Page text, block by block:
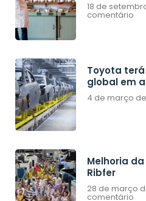
18 de
comentário
Toyota
global em
4 de março de
Melhoria
Ribfer
28 de março
comentário